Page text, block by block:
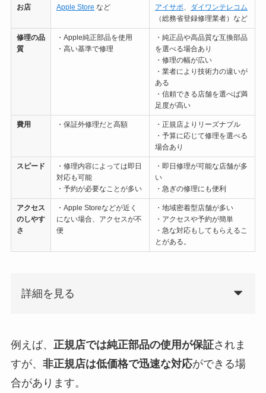
お店 Apple Store など アイサポ、 ダイワンテレコム
（総務省登録修理業者）など
修理の品
質
・Apple純正部品を使用
・高い基準で修理
・純正品や高品質な互換部品
を選べる場合あり
・修理の幅が広い
・業者により技術力の違いが
ある
・信頼できる店舗を選べば満
足度が高い
費用 ・保証外修理だと高額
・正規店よりリーズナブル
・予算に応じて修理を選べる
場合あり
スピード
・修理内容によっては即日
対応も可能
・予約が必要なことが多い
・即日修理が可能な店舗が多
い
・急ぎの修理にも便利
アクセス
のしやす
さ
・Apple Storeなどが近く
にない場合、アクセスが不
便
・地域密着型店舗が多い
・アクセスや予約が簡単
・急な対応もしてもらえるこ
とがある。
詳細を見る
例えば、 正規店では純正部品の使用が保証されま
すが、 非正規店は低価格で迅速な対応ができる場
合があります。